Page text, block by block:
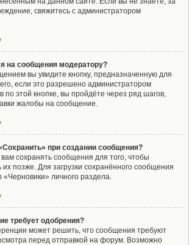
свяжитесь с администратором
на сообщения модератору?
вы увидите кнопку, предназначенную для
если это разрешено администратором
этой кнопке, вы пройдёте через ряд шагов,
жалобы на сообщение.
при создании сообщения?
сохранять сообщения для того, чтобы
их позже. Для загрузки сохранённого сообщения
личного раздела.
требует одобрения?
может решить, что сообщения требуют
перед отправкой на форум. Возможно